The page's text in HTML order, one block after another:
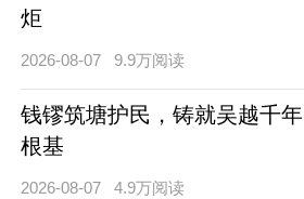
炬
2026-08-07 9.9万阅读
钱镠筑塘护民，铸就吴越千年
根基
2026-08-07 4.9万阅读